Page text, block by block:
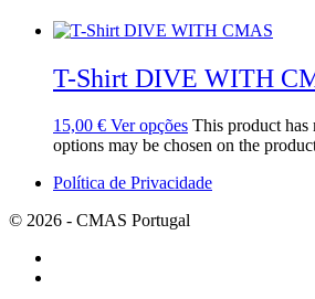
T-Shirt DIVE WITH
15,00 € Ver opções This product has
options may be chosen on the
Política de Privacidade
© 2026 - CMAS Portugal